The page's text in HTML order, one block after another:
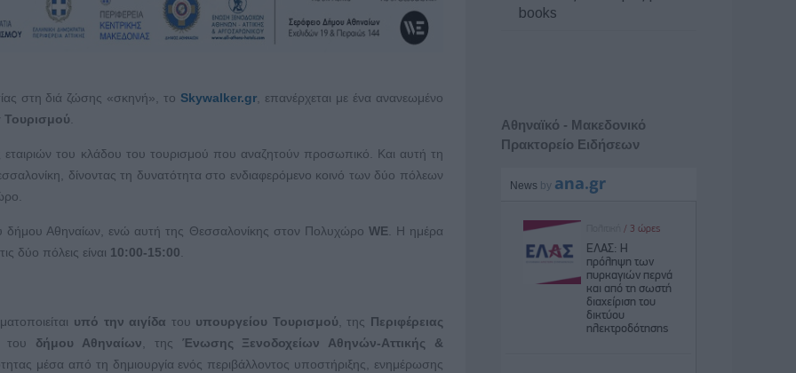
στη διά ζώσης «σκηνή», το Skywalker.gr, επανέρχεται με ένα ανανεωμένο
Τουρισμού.
εταιριών του κλάδου του τουρισμού που αναζητούν προσωπικό. Και αυτή τη
δίνοντας τη δυνατότητα στο ενδιαφερόμενο κοινό των δύο πόλεων
δήμου Αθηναίων, ενώ αυτή της Θεσσαλονίκης στον Πολυχώρο WE. Η ημέρα
δύο πόλεις είναι 10:00-15:00.
υπό την αιγίδα του υπουργείου Τουρισμού, της Περιφέρειας
του δήμου Αθηναίων, της Ένωσης Ξενοδοχείων Αθηνών-Αττικής &
μέσα από τη δημιουργία ενός περιβάλλοντος υποστήριξης, ενημέρωσης
books
Αθηναϊκό - Μακεδονικό
Πρακτορείο Ειδήσεων